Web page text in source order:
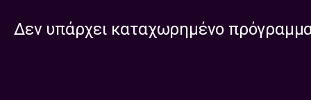
Δεν υπάρχει καταχωρημένο